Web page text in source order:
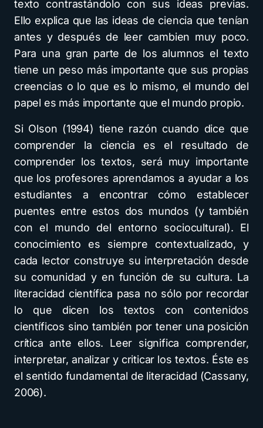
texto contrastándolo con sus ideas previas.
Ello explica que las ideas de ciencia que tenían
antes y después de leer cambien muy poco.
Para una gran parte de los alumnos el texto
tiene un peso más importante que sus propias
creencias o lo que es lo mismo, el mundo del
papel es más importante que el mundo propio.
Si Olson (1994) tiene razón cuando dice que
comprender la ciencia es el resultado de
comprender los textos, será muy importante
que los profesores aprendamos a ayudar a los
estudiantes a encontrar cómo establecer
puentes entre estos dos mundos (y también
con el mundo del entorno sociocultural). El
conocimiento es siempre contextualizado, y
cada lector construye su interpretación desde
su comunidad y en función de su cultura. La
literacidad científica pasa no sólo por recordar
lo que dicen los textos con contenidos
científicos sino también por tener una posición
crítica ante ellos. Leer significa comprender,
interpretar, analizar y criticar los textos. Éste es
el sentido fundamental de literacidad (Cassany,
2006).